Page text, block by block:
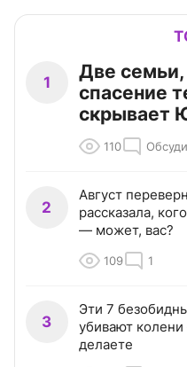
1
Две семьи,
спасение
скрывает
110
2
Август
рассказала,
— может, вас?
109 1
3
Эти 7
убивают
делаете